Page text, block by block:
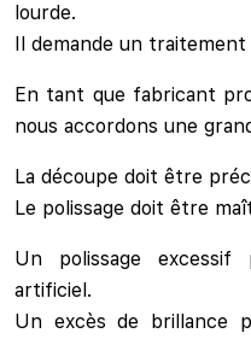
lourde.
Il demande un
En tant que fabricant
nous accordons une
La découpe doit être
Le polissage doit être
Un polissage
artificiel.
Un excès de brillance